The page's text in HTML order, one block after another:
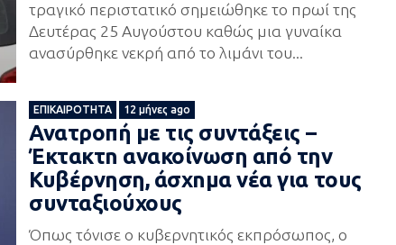
τραγικό περιστατικό σημειώθηκε το πρωί της
Δευτέρας 25 Αυγούστου καθώς μια γυναίκα
ανασύρθηκε νεκρή από το λιμάνι του...
ΕΠΙΚΑΙΡΌΤΗΤΑ 12 μήνες ago
Ανατροπή με τις συντάξεις –
Έκτακτn ανακοίνωση από την
Κυβέρνηση, άσxnμα νέα για τους
συνταξιούχους
Όπως τόνισε ο κυβερνητικός εκπρόσωπος, ο